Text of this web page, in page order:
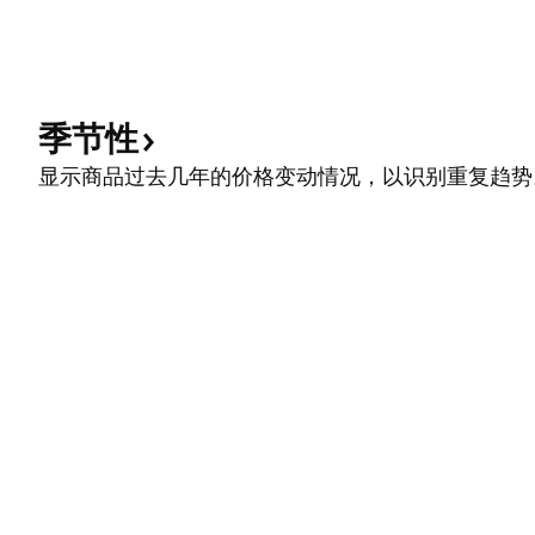
季节性
显示商品过去几年的价格变动情况，以识别重复趋